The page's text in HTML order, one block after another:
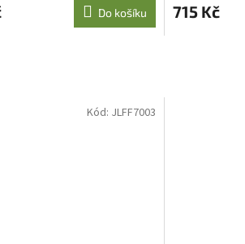
Do košíku 715 Kč
Kód: JLFF7003